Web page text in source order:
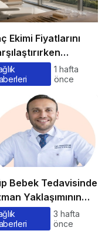
Ekimi Fiyatlarını
Kaçan1 hafta
önce
Bebek Tedavisinde
Yaklaşımının
ve Bilinmesi
3 hafta
önce